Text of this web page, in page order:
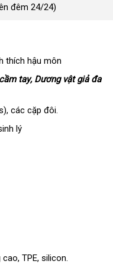
đêm 24/24)
thích hậu môn
tayhàng
, Dương vật giả đa
nơi
bán
, đổi
trả
các cặp đôi.
lý
caofacebook
, TPEsử
, silicon.